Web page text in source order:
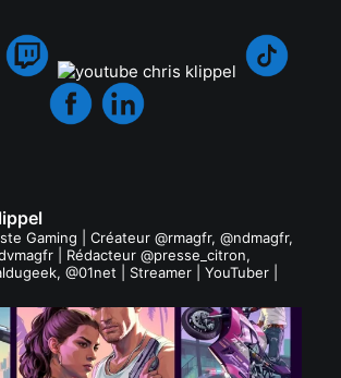
Gaming | Créateur @rmagfr, @ndmagfr,
| Rédacteur @presse_citron,
@01net | Streamer | YouTuber |